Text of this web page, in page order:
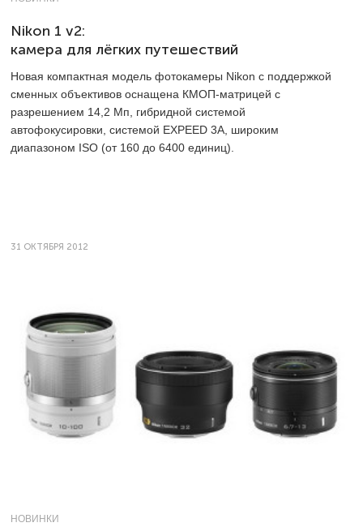
Nikon 1 v2:
камера для лёгких путешествий
Новая компактная модель фотокамеры Nikon с поддержкой
сменных объективов оснащена КМОП-матрицей с
разрешением 14,2 Мп, гибридной системой
автофокусировки, системой EXPEED 3A, широким
диапазоном ISO (от 160 до 6400 единиц).
31 ОКТЯБРЯ 2012
НОВИНКИ